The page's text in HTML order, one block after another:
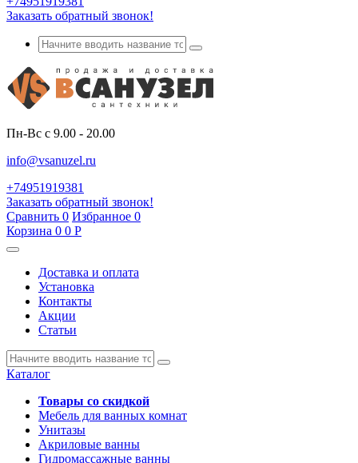
Заказать обратный звонок!
Пн-Вс с 9.00 - 20.00
info@vsanuzel.ru
+74951919381
Заказать обратный звонок!
Сравнить 0 Избранное 0
Корзина 0 0 Р
Доставка и оплата
Установка
Контакты
Акции
Статьи
Каталог
Товары со скидкой
Мебель для ванных комнат
Унитазы
Акриловые ванны
Гидромассажные ванны